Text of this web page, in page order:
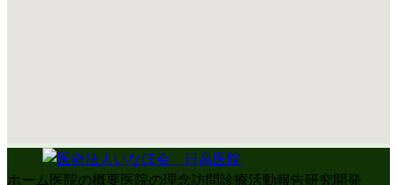
ホーム医院の概要医院の理念訪問診療活動報告研究開発